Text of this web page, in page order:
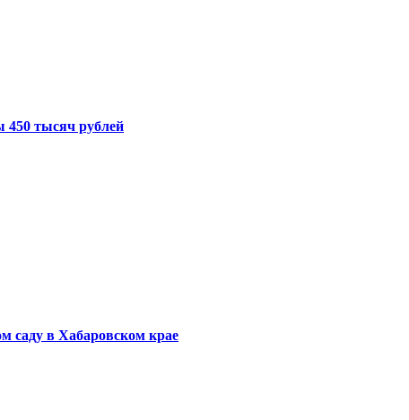
450 тысяч рублей
саду в Хабаровском крае